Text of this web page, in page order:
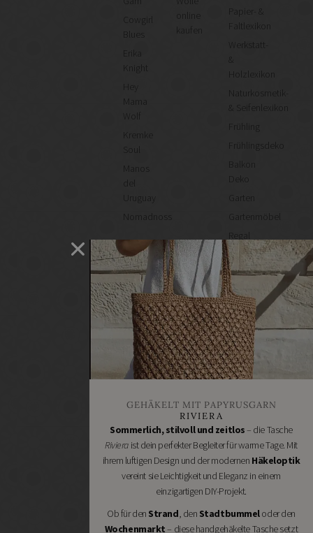
Cowgirl
Knight
Mama
Kremke
Manos
Uruguay
Nomadnoss
kaufen
Papier- &
Faltlexikon
Werkstatt-
&
Holzlexikon
Naturkosmetik-
& Seifenlexikon
Frühling
Frühlingsdeko
Balkon
Deko
Garten
Gartenmöbel
Regal
selber
machen
Heimwerken
Renovieren
DIY
GESCHÄFTE
Bastelbedarf
Stoffgeschäfte
Handgemachtes
Schneidereibedarf
Handarbeitszubehör
DIY
Online
Shops
Schmuckzubehör
GEHÄKELT MIT PAPYRUSGARN
RIVIERA
Sommerlich, stilvoll und zeitlos– die Tasche
Rivieraist dein perfekter Begleiter für warme Tage. Mit
ihrem luftigen Design und der modernen Häkeloptik
vereint sie Leichtigkeit und Eleganz in einem
einzigartigen DIY-Projekt.
Ob für den Strand, den Stadtbummeloder den
Wochenmarkt– diese handgehäkelte Tasche setzt